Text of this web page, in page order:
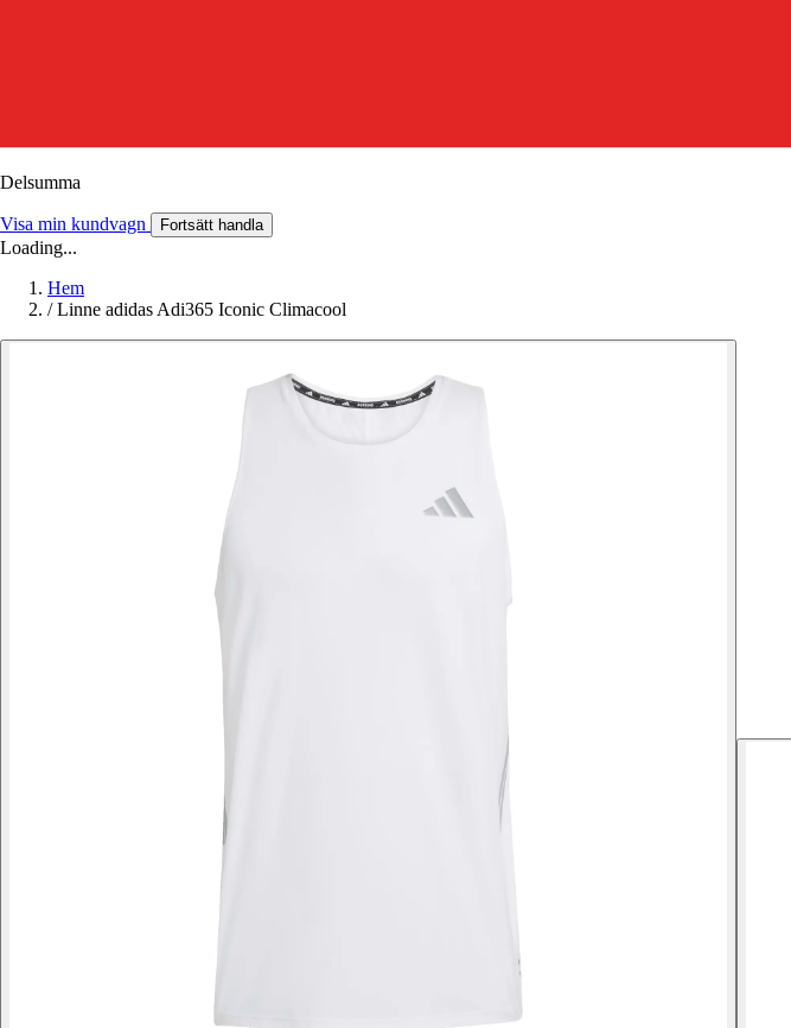
Delsumma
Visa min kundvagn Fortsätt handla
Loading...
Hem
/ Linne adidas Adi365 Iconic Climacool